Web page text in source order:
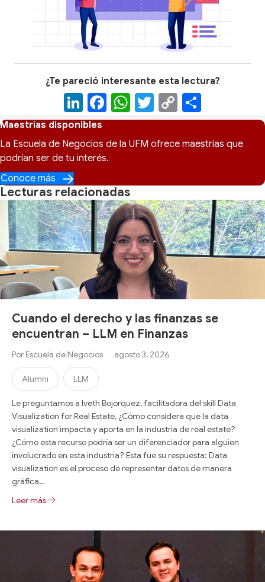
¿Te pareció interesante esta lectura?
Li
n
k
e
n
F
a
c
o
o
k
W
h
at
p
p
T
wi
tt
C
o
p
n
k
o
m
tir
Maestrías disponibles
La Escuela de Negocios de la UFM ofrece maestrías que
podrían ser de tu interés.
Conoce más
Lecturas relacionadas
Cuando el derecho y las finanzas se
encuentran – LLM en Finanzas
Por Escuela de Negocios agosto 3, 2026
Alumni LLM
Le preguntamos a Iveth Bojorquez, facilitadora del skill Data
Visualization for Real Estate, ¿Cómo considera que la data
visualization impacta y aporta en la industria de real estate?
¿Cómo esta recurso podría ser un diferenciador para alguien
involucrado en esta industria? Esta fue su respuesta: Data
visualization es el proceso de representar datos de manera
gráfica…
Leer más